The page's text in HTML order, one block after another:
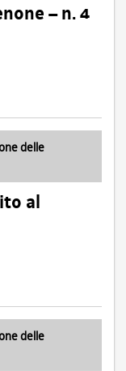
– n. 4
delle
al
delle